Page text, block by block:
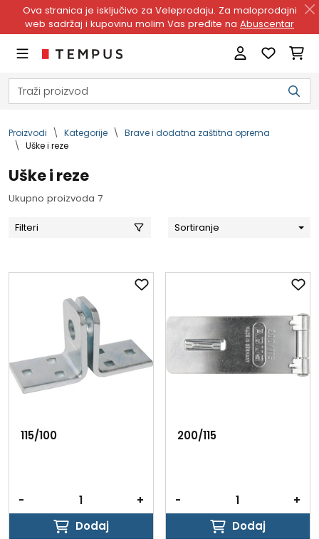
Ova stranica je isključivo za Veleprodaju. Za maloprodajni
web sadržaj i kupovinu molim Vas pređite na Abuscentar
Proizvodi Kategorije
Brave i dodatna zaštitna oprema
Uške i reze
Uške i reze
Ukupno proizvoda 7
Filteri Sortiranje
115/100
-
+
Dodaj
200/115
-
+
Dodaj